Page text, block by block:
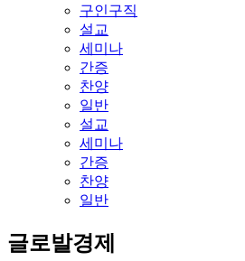
구인구직
설교
세미나
간증
찬양
일반
설교
세미나
간증
찬양
일반
글로발경제